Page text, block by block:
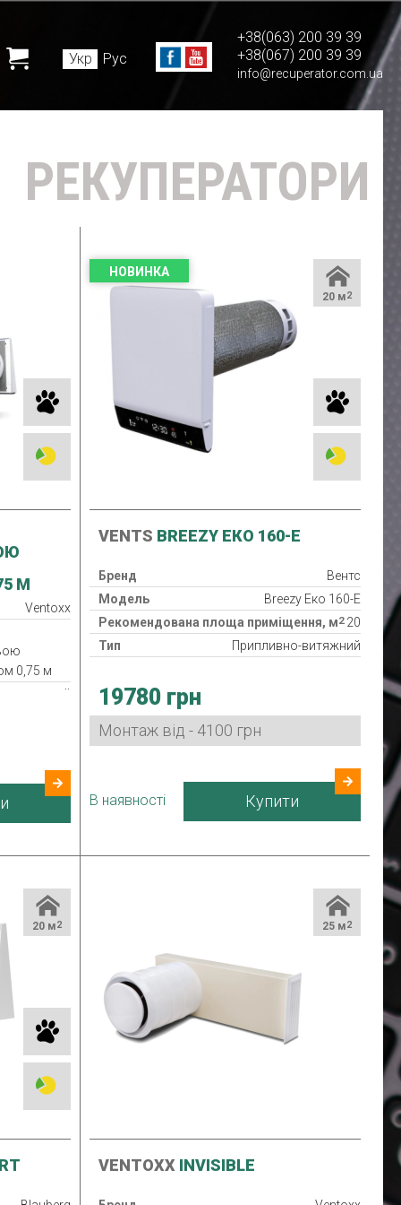
Укр Рус
+38(063) 200 39 39
+38(067) 200 39 39
info@recuperator.com.ua
РЕКУПЕРАТОРИ
М
Ventoxx
0,75 м
1.6-2.6 Вт
НОВИНКА
20 м2
VENTS BREEZY ЕКО 160-E
Бренд
Вентс
Модель
Breezy Еко 160-E
Рекомендована площа приміщення, м2 20
Тип
Припливно-витяжний
Нагрівач
Рекуператор
Клас захисту
24 міс.
Країна виробник
19780 грн
Монтаж від - 4100 грн
В наявності Купити
20 м2 25 м2
VENTOXX INVISIBLE